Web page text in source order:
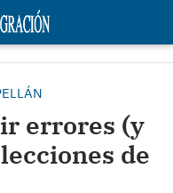
errores (y
de